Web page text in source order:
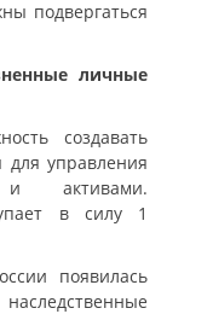
подвергаться
личные
создавать
управления
и активами.
в силу 1
появилась